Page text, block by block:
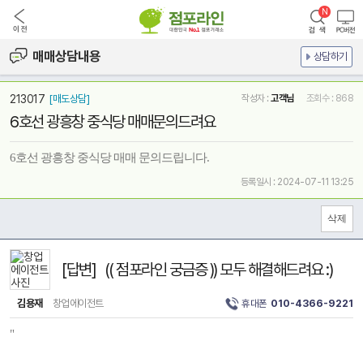
매매상담내용 상담하기
213017 [매도상담] 작성자 : 고객님 조회수 : 868
6호선 광흥창 중식당 매매문의드려요
6호선 광흥창 중식당 매매 문의드립니다.
등록일시 : 2024-07-11 13:25
[답변] (( 점포라인 궁금증 )) 모두 해결해드려요 :)
김용재 창업에이전트 휴대폰 010-4366-9221
"